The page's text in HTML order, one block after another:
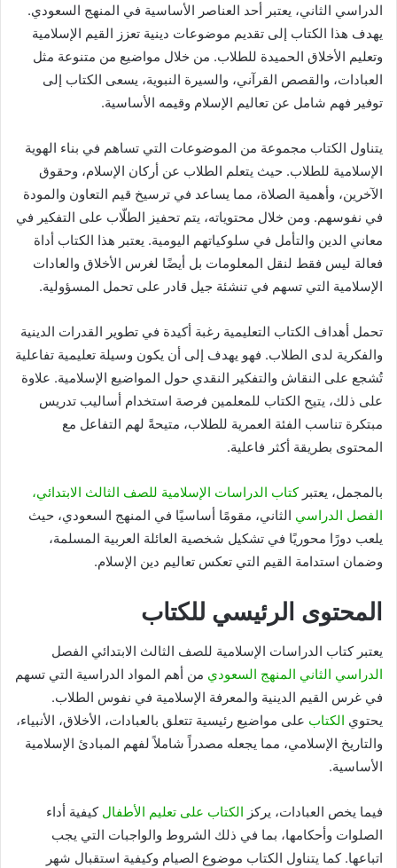
الدراسي الثاني، يعتبر أحد العناصر الأساسية في المنهج السعودي.
يهدف هذا الكتاب إلى تقديم موضوعات دينية تعزز القيم الإسلامية
وتعليم الأخلاق الحميدة للطلاب. من خلال مواضيع من متنوعة مثل
العبادات، والقصص القرآني، والسيرة النبوية، يسعى الكتاب إلى
توفير فهم شامل عن تعاليم الإسلام وقيمه الأساسية.
يتناول الكتاب مجموعة من الموضوعات التي تساهم في بناء الهوية
الإسلامية للطلاب. حيث يتعلم الطلاب عن أركان الإسلام، وحقوق
الآخرين، وأهمية الصلاة، مما يساعد في ترسيخ قيم التعاون والمودة
في نفوسهم. ومن خلال محتوياته، يتم تحفيز الطلّاب على التفكير في
معاني الدين والتأمل في سلوكياتهم اليومية. يعتبر هذا الكتاب أداة
فعالة ليس فقط لنقل المعلومات بل أيضًا لغرس الأخلاق والعادات
الإسلامية التي تسهم في تنشئة جيل قادر على تحمل المسؤولية.
تحمل أهداف الكتاب التعليمية رغبة أكيدة في تطوير القدرات الدينية
والفكرية لدى الطلاب. فهو يهدف إلى أن يكون وسيلة تعليمية تفاعلية
تُشجع على النقاش والتفكير النقدي حول المواضيع الإسلامية. علاوة
على ذلك، يتيح الكتاب للمعلمين فرصة استخدام أساليب تدريس
مبتكرة تناسب الفئة العمرية للطلاب، متيحةً لهم التفاعل مع
المحتوى بطريقة أكثر فاعلية.
بالمجمل، يعتبركتاب الدراسات الإسلامية للصف الثالث الابتدائي،
الفصل الدراسي الثاني، مقومًا أساسيًا في المنهج السعودي، حيث
يلعب دورًا محوريًا في تشكيل شخصية العائلة العربية المسلمة،
وضمان استدامة القيم التي تعكس تعاليم دين الإسلام.
المحتوى الرئيسي للكتاب
يعتبر كتاب الدراسات الإسلامية للصف الثالث الابتدائي الفصل
الدراسي الثاني المنهج السعودي من أهم المواد الدراسية التي تسهم
في غرس القيم الدينية والمعرفة الإسلامية في نفوس الطلاب.
يحتوي الكتاب على مواضيع رئيسية تتعلق بالعبادات، الأخلاق، الأنبياء،
والتاريخ الإسلامي، مما يجعله مصدراً شاملاً لفهم المبادئ الإسلامية
الأساسية.
فيما يخص العبادات، يركز الكتاب على تعليم الأطفال كيفية أداء
الصلوات وأحكامها، بما في ذلك الشروط والواجبات التي يجب
اتباعها. كما يتناول الكتاب موضوع الصيام وكيفية استقبال شهر